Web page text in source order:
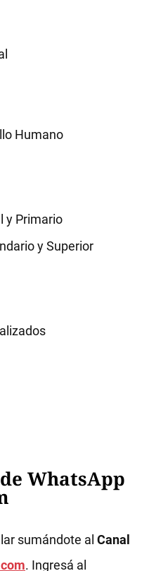
Humano
y Primario
y Superior
WhatsApp
sumándote al Canal
. Ingresá al